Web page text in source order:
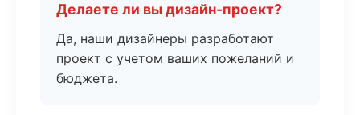
Делаете ли вы дизайн-проект?
Да, наши дизайнеры разработают
проект с учетом ваших пожеланий и
бюджета.